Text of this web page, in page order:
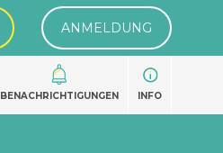
ANMELDUNG
BENACHRICHTIGUNGEN INFO